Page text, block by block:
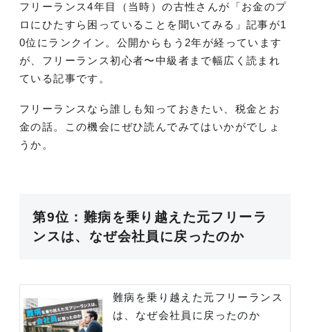
フリーランス4年目（当時）の古性さんが「お金のプ
ロにひたすら困っていることを聞いてみる」記事が1
0位にランクイン。公開からもう2年が経っています
が、フリーランス初心者〜中級者まで幅広く読まれ
ている記事です。
フリーランスなら誰しも知っておきたい、税金とお
金の話。この機会にぜひ読んでみてはいかがでしょ
うか。
第9位：難病を乗り越えた元フリーラ
ンスは、なぜ会社員に戻ったのか
難病を乗り越えた元フリーランス
は、なぜ会社員に戻ったのか